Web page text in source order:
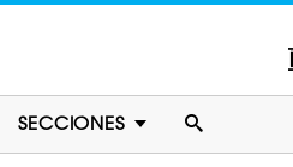
SECCIONES